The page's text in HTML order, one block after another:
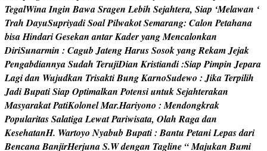
TegalWinaIngin BawaSragen Lebih Sejahtera, Siap ‘Melawan ‘
Trah DayuSupriyadiSoalPilwakotSemarang: Calon Petahana
bisaHindariGesekan antarKaderyangMencalonkan
DiriSunarmin : Cagub JatengHarusSosokyangRekamJejak
PengabdiannyaSudah TerujiDian Kristiandi:Siap Pimpin Jepara
Lagidan Wujudkan TrisaktiBungKarnoSudewo : Jika Terpilih
JadiBupatiSiap Optimalkan PotensiuntukSejahterakan
MasyarakatPatiKolonelMar.Hariyono : Mendongkrak
PopularitasSalatigaLewatPariwisata, Olah Ragadan
KesehatanH. Wartoyo Nyabub Bupati: Bantu PetaniLepasdari
BencanaBanjirHerjunaS.Wdengan Tagline “Majukan Bumi